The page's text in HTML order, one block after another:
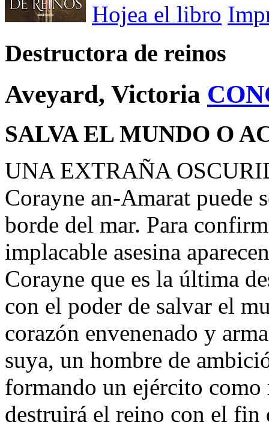
Hojea el libro
Destructora de reinos
Aveyard, Victoria
SALVA EL MUNDO O
UNA EXTRAÑA
Corayne an-Amarat puede
borde del mar. Para
implacable asesina
Corayne que es la última
con el poder de salvar el
corazón envenenado y
suya, un hombre de
formando un ejército como
destruirá el reino con el fin